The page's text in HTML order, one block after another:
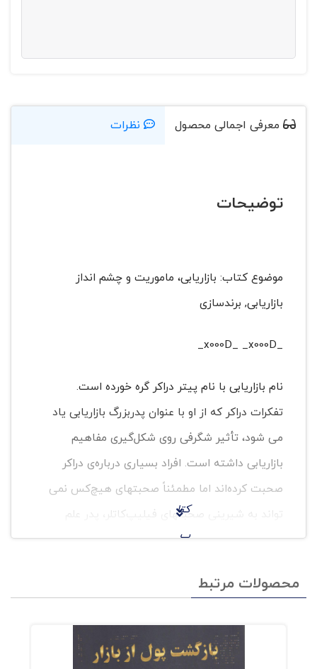
معرفی اجمالی محصول نظرات
توضیحات
کتا
ب
موضوع کتاب: بازاریابی، ماموریت و چشم انداز
بازاریابی, برندسازی
_x000D_ _x000D_
نام بازاریابی با نام پیتر دراکر گره خورده است.
تفکرات دراکر که از او با عنوان پدربزرگ بازاریابی یاد
می شود، تأثیر شگرفی روی شکل‌گیری مفاهیم
بازاریابی داشته است. افراد بسیاری درباره‌ی دراکر
صحبت کرده‌اند اما مطمئناً صحبتهای هیچ‌کس نمی
تواند به شیرینی صحبتهای فیلیپ‌کاتلر، پدر علم
بازاریابی، باشد. کاتلر در مصاحبه‌ای تلفنی به بررسی
پردازد.
یکی دیگر از مصاحبه‌های جالب توجه این کتاب که
خواندن آن برای بازاریابان و فروشندگان بسیار
محصولات مرتبط